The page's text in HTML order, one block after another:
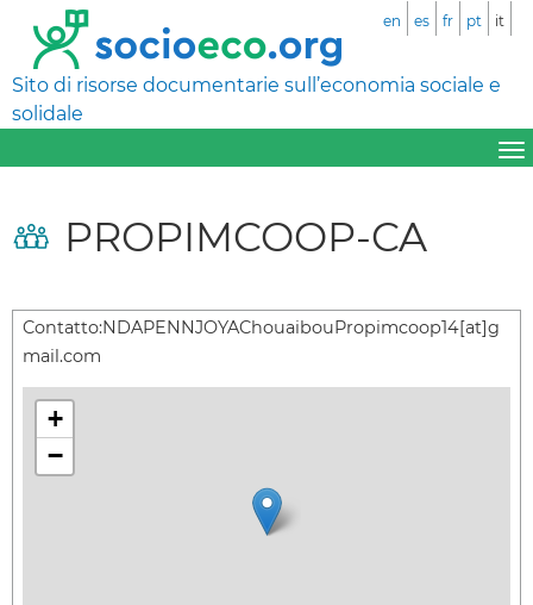
Sito di risorse documentarie sull’economia sociale e
solidale
en es fr pt it
PROPIMCOOP-CA
Contatto:NDAPENNJOYAChouaibouPropimcoop14[at]g
mail.com
+
−